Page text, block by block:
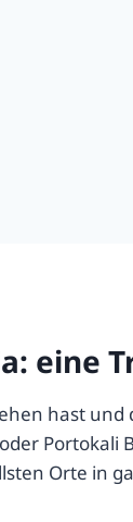
eine
hast
Portokali
Orte in